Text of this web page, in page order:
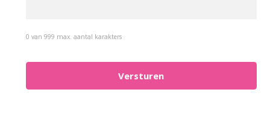
0 van 999 max. aantal karakters